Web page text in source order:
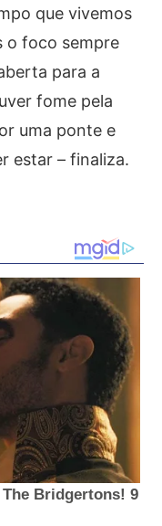
que vivemos
o foco sempre
para a
fome pela
uma ponte e
estar – finaliza.